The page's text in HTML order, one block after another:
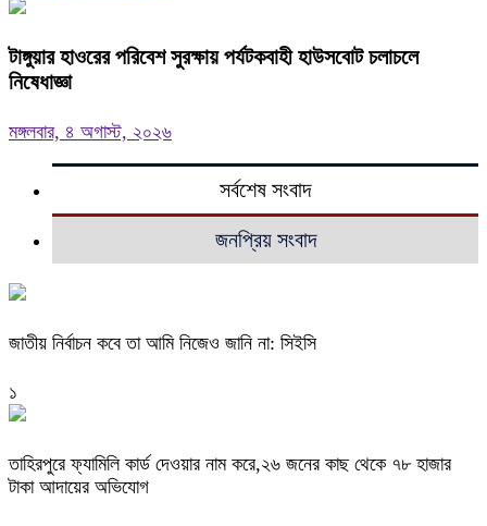
টাঙ্গুয়ার হাওরের পরিবেশ সুরক্ষায় পর্যটকবাহী হাউসবোট চলাচলে
নিষেধাজ্ঞা
মঙ্গলবার, ৪ অগাস্ট, ২০২৬
সর্বশেষ সংবাদ
জনপ্রিয় সংবাদ
জাতীয় নির্বাচন কবে তা আমি নিজেও জানি না: সিইসি
১
তাহিরপুরে ফ্যামিলি কার্ড দেওয়ার নাম করে,২৬ জনের কাছ থেকে ৭৮ হাজার
টাকা আদায়ের অভিযোগ